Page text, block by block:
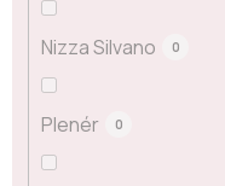
Nizza Silvano 0
Plenér 0